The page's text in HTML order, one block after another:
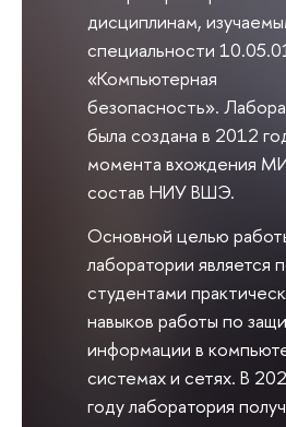
дисциплинам,
специальности
«Компьютерная
безопасность».
была создана в 2012
момента вхождения
состав НИУ ВШЭ.
Основной целью
лаборатории является
студентами
навыков работы по
информации в
системах и сетях. В
году лаборатория